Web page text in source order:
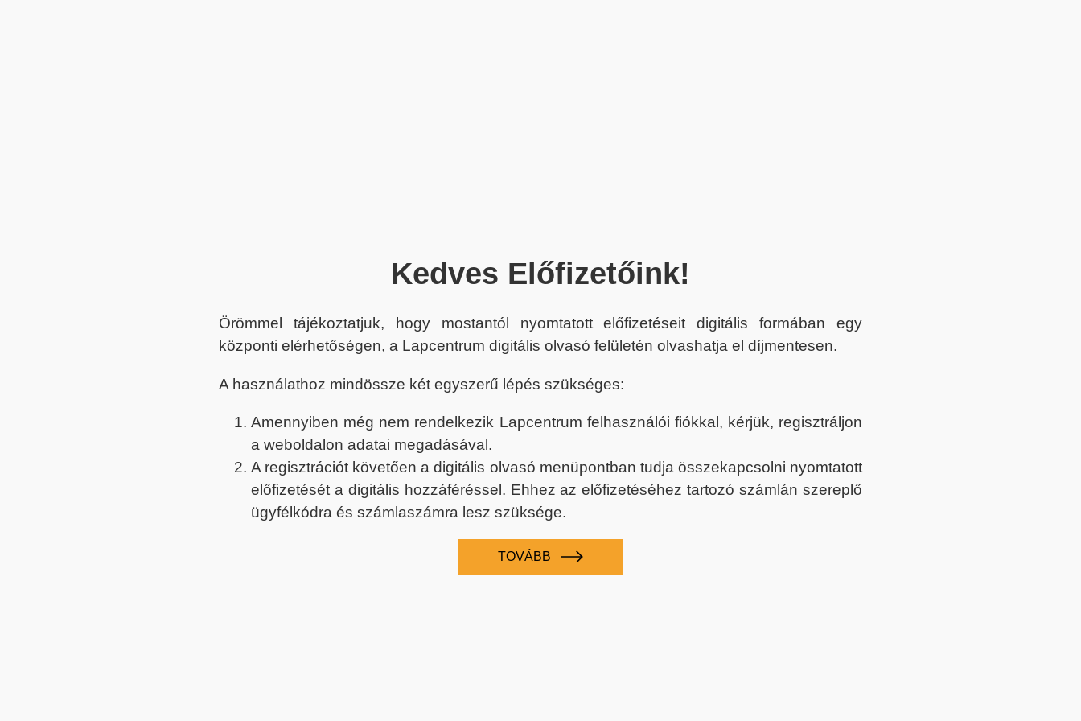
Kedves Előfizetőink!
Örömmel tájékoztatjuk, hogy mostantól nyomtatott előfizetéseit digitális formában egy
központi elérhetőségen, a Lapcentrum digitális olvasó felületén olvashatja el díjmentesen.
A használathoz mindössze két egyszerű lépés szükséges:
Amennyiben még nem rendelkezik Lapcentrum felhasználói fiókkal, kérjük, regisztráljon
a weboldalon adatai megadásával.
A regisztrációt követően a digitális olvasó menüpontban tudja összekapcsolni nyomtatott
előfizetését a digitális hozzáféréssel. Ehhez az előfizetéséhez tartozó számlán szereplő
ügyfélkódra és számlaszámra lesz szüksége.
TOVÁBB